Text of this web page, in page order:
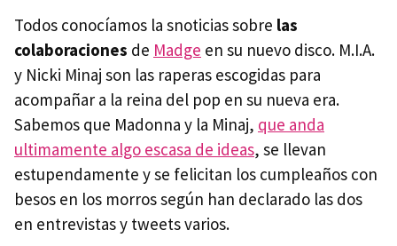
Todos conocíamos la snoticias sobre las
colaboraciones de Madge en su nuevo disco. M.I.A.
y Nicki Minaj son las raperas escogidas para
acompañar a la reina del pop en su nueva era.
Sabemos que Madonna y la Minaj, que anda
ultimamente algo escasa de ideas, se llevan
estupendamente y se felicitan los cumpleaños con
besos en los morros según han declarado las dos
en entrevistas y tweets varios.